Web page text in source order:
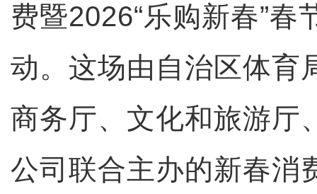
费暨2026“乐购新春”春
动。这场由自治区体育
商务厅、文化和旅游厅
公司联合主办的新春消